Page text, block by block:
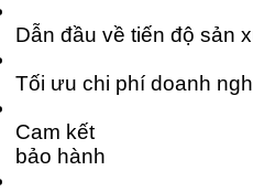
Dẫn đầu về tiến độ sản
Tối ưu chi phí doanh
Cam kết
bảo hành